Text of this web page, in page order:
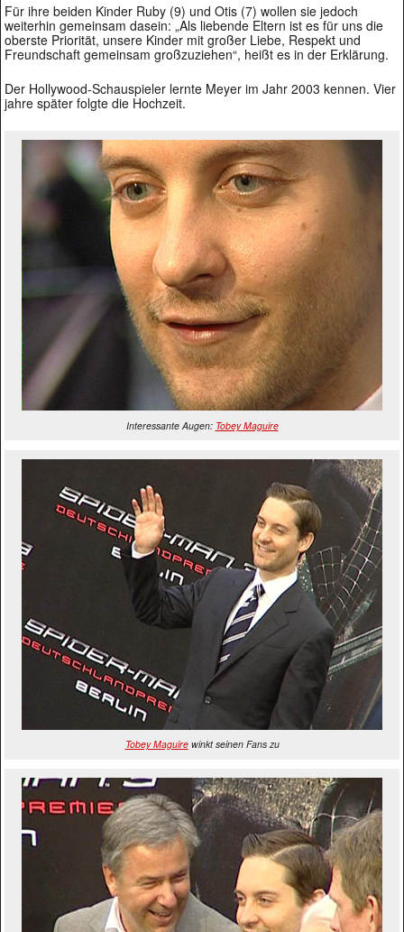
Für ihre beiden Kinder Ruby (9) und Otis (7) wollen sie jedoch
weiterhin gemeinsam dasein: „Als liebende Eltern ist es für uns die
oberste Priorität, unsere Kinder mit großer Liebe, Respekt und
Freundschaft gemeinsam großzuziehen“, heißt es in der Erklärung.
Der Hollywood-Schauspieler lernte Meyer im Jahr 2003 kennen. Vier
jahre später folgte die Hochzeit.
Interessante Augen: Tobey Maguire
Tobey Maguirewinkt seinen Fans zu